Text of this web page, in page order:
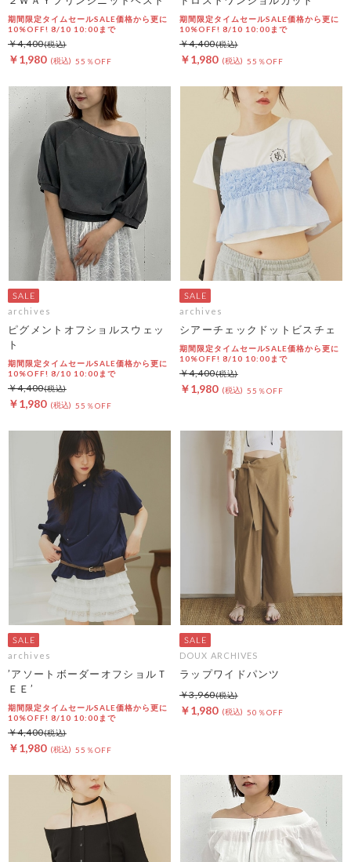
期間限定タイムセールSALE価格から更に
10%OFF! 8/10 10:00まで
￥1,980 55％OFF
￥4,400
期間限定タイムセールSALE価格から更に
10%OFF! 8/10 10:00まで
￥1,980 55％OFF
￥4,400
archives
ピグメントオフショルスウェッ
ト
期間限定タイムセールSALE価格から更に
10%OFF! 8/10 10:00まで
￥1,980 55％OFF
￥4,400
archives
シアーチェックドットビスチェ
期間限定タイムセールSALE価格から更に
10%OFF! 8/10 10:00まで
￥1,980 55％OFF
￥4,400
archives
’アソートボーダーオフショルＴ
ＥＥ’
期間限定タイムセールSALE価格から更に
10%OFF! 8/10 10:00まで
￥1,980 55％OFF
￥4,400
DOUX ARCHIVES
ラップワイドパンツ
￥1,980 50％OFF
￥3,960